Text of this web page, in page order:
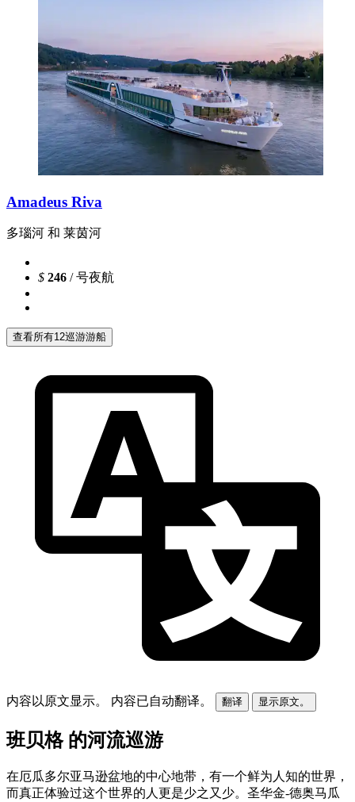
Amadeus Riva
多瑙河 和 莱茵河
$ 246 / 号夜航
查看所有12巡游游船
内容以原文显示。 内容已自动翻译。 翻译 显示原文。
班贝格 的河流巡游
在厄瓜多尔亚马逊盆地的中心地带，有一个鲜为人知的世界，
而真正体验过这个世界的人更是少之又少。圣华金-德奥马瓜